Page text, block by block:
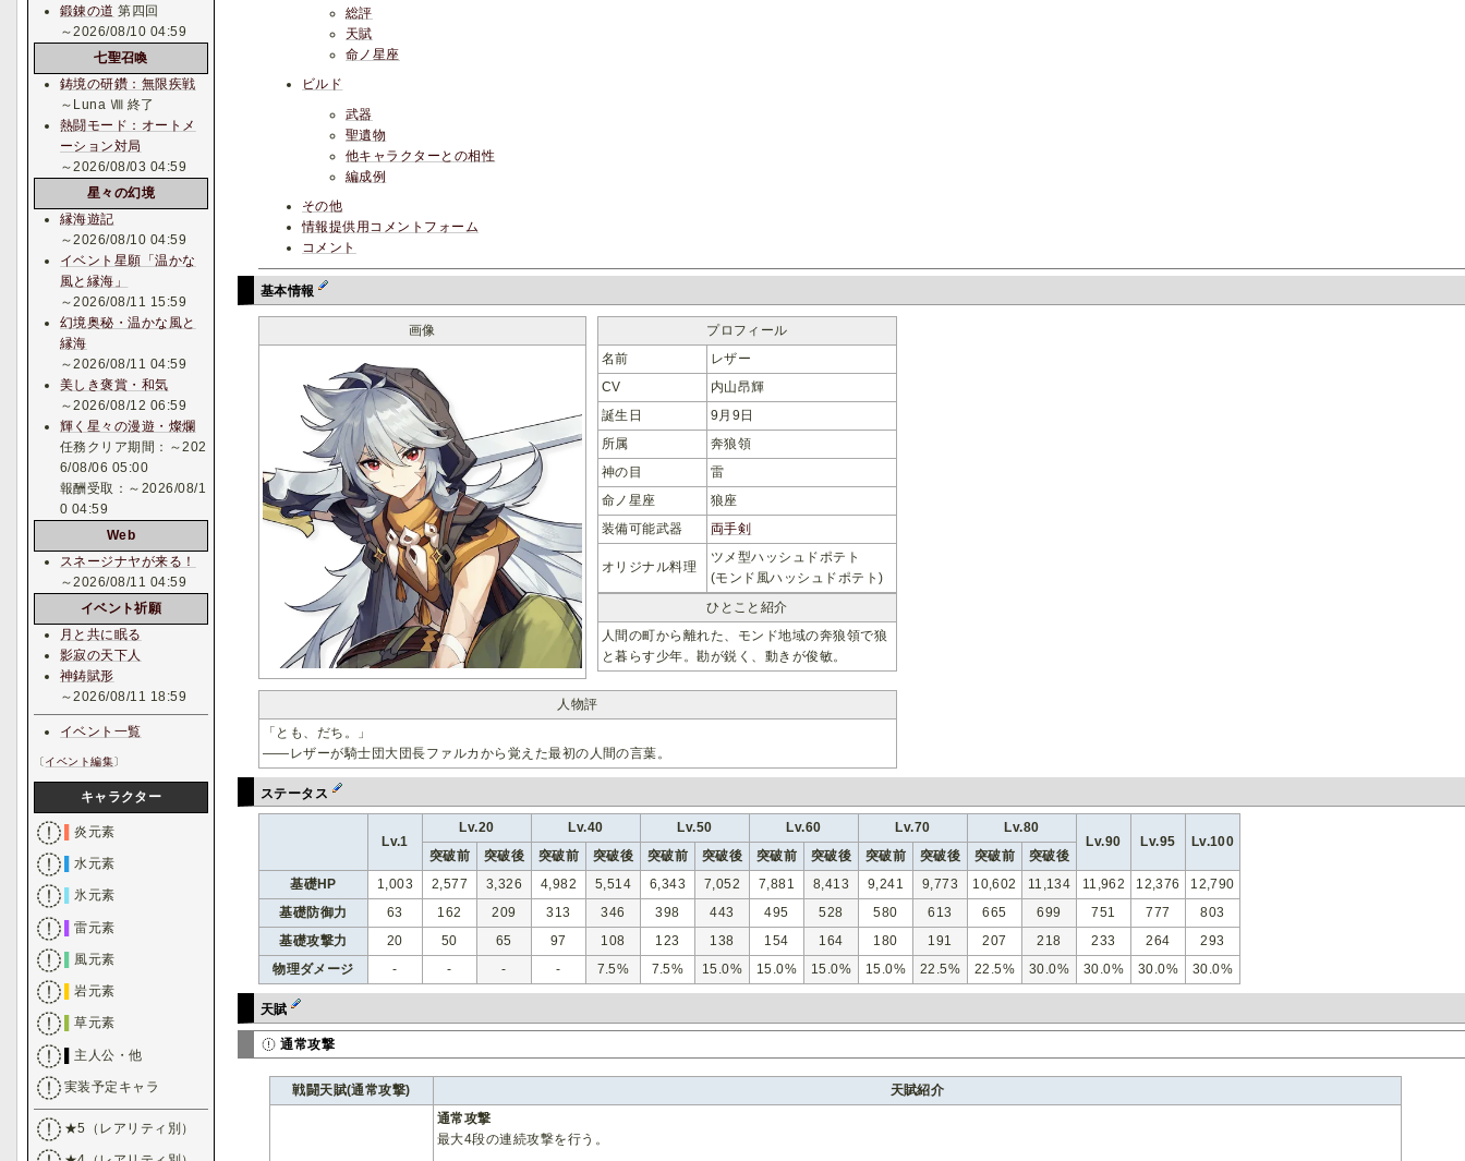
総評
天賦
命ノ星座
ビルド
武器
聖遺物
他キャラクターとの相性
編成例
その他
情報提供用コメントフォーム
コメント
基本情報
画像
プロフィール
名前
レザー
CV
内山昂輝
誕生日
9月9日
所属
奔狼領
神の目
雷
命ノ星座
狼座
装備可能武器
両手剣
オリジナル料理
ツメ型ハッシュドポテト
(モンド風ハッシュドポテト)
ひとこと紹介
人間の町から離れた、モンド地域の奔狼領で狼
と暮らす少年。勘が鋭く、動きが俊敏。
人物評
「とも、だち。」
――レザーが騎士団大団長ファルカから覚えた最初の人間の言葉。
ステータス
Lv.1
Lv.20 Lv.40 Lv.50 Lv.60 Lv.70
Lv.80
Lv.90
Lv.95
Lv.100
突破前
突破後 突破前 突破後 突破前 突破後 突破前 突破後 突破前 突破後 突破前
突破後
基礎HP
1,003 2,577 3,326 4,982 5,514 6,343 7,052 7,881 8,413 9,241 9,773 10,602 11,134 11,962 12,376
12,790
基礎防御力
63 162 209 313 346 398 443 495 528 580 613 665 699 751 777
803
基礎攻撃力
20 50 65 97 108 123 138 154 164 180 191 207 218 233 264
293
物理ダメージ
- - - - 7.5% 7.5% 15.0% 15.0% 15.0% 15.0% 22.5% 22.5% 30.0% 30.0% 30.0% 30.0%
天賦
通常攻撃
戦闘天賦(通常攻撃) 天賦紹介
通常攻撃
最大4段の連続攻撃を行う。
鍛錬の道 第四回
～2026/08/10 04:59
七聖召喚
鋳境の研鑽：無限疾戦
～Luna Ⅷ 終了
熱闘モード：オートメ
ーション対局
～2026/08/03 04:59
星々の幻境
縁海遊記
～2026/08/10 04:59
イベント星願「温かな
風と縁海」
～2026/08/11 15:59
幻境奥秘・温かな風と
縁海
～2026/08/11 04:59
美しき褒賞・和気
～2026/08/12 06:59
輝く星々の漫遊・燦爛
任務クリア期間：～202
6/08/06 05:00
報酬受取：～2026/08/1
0 04:59
Web
スネージナヤが来る！
～2026/08/11 04:59
イベント祈願
月と共に眠る
影寂の天下人
神鋳賦形
～2026/08/11 18:59
イベント一覧
〔 イベント編集〕
キャラクター
▌炎元素
▌水元素
▌氷元素
▌雷元素
風元素
▌岩元素
▌草元素
主人公・他
実装予定キャラ
★5（レアリティ別）